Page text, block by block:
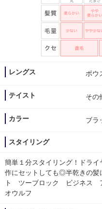
レングス ボウ
テイスト その
カラー ブラ
スタイリング
簡単１分スタイリング！ドラ
作にセットしても◎半乾きの
ト ツーブロック ビジネス
オウルフ